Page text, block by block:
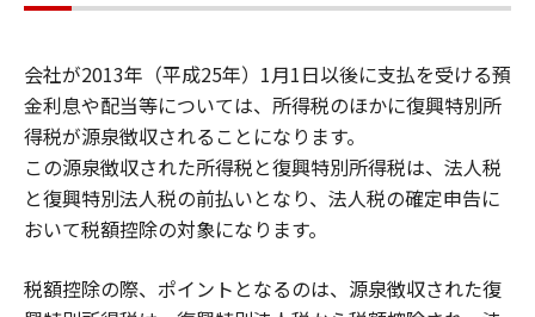
会社が2013年（平成25年）1月1日以後に支払を受ける預
金利息や配当等については、所得税のほかに復興特別所
得税が源泉徴収されることになります。
この源泉徴収された所得税と復興特別所得税は、法人税
と復興特別法人税の前払いとなり、法人税の確定申告に
おいて税額控除の対象になります。
税額控除の際、ポイントとなるのは、源泉徴収された復